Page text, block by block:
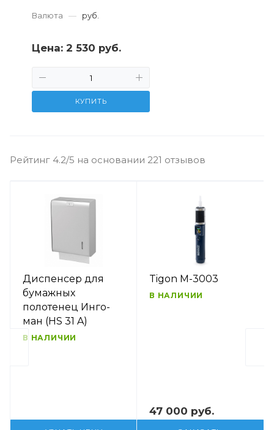
Валюта — руб.
Цена: 2 530 руб.
КУПИТЬ
Рейтинг 4.2/5 на основании 221 отзывов
Диспенсер для
бумажных
полотенец Инго-
ман (HS 31 A)
В НАЛИЧИИ
Tigon M-3003
В НАЛИЧИИ
47 000 руб.